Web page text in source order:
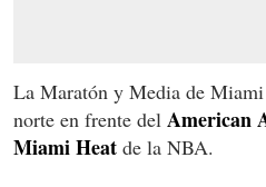
La Maratón y Media de
norte en frente del American
Miami Heat de la NBA.